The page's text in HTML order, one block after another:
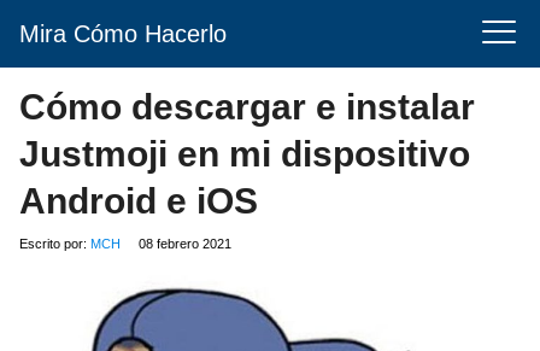
Mira Cómo Hacerlo
Cómo descargar e instalar
Justmoji en mi dispositivo
Android e iOS
Escrito por: MCH 08 febrero 2021